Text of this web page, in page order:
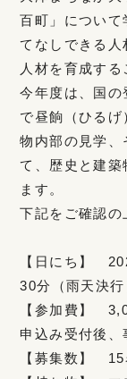
百町」について
てなしできる人
人材を育成する
今年度は、国の
で昼餉（ひる
物内部の見学、
て、歴史と建築
ます。
下記をご確認の
【日にち】
30分（雨天決行
【参加費】
申込み受付後、
【募集数】 15